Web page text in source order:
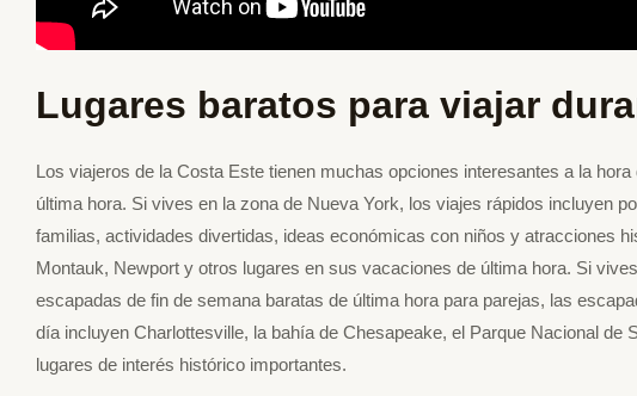
Lugares baratos para viajar
Los viajeros de la Costa Este tienen muchas opciones interesantes a la
última hora. Si vives en la zona de Nueva York, los viajes rápidos incluyen
familias, actividades divertidas, ideas económicas con niños y atracciones
Montauk, Newport y otros lugares en sus vacaciones de última hora. Si
escapadas de fin de semana baratas de última hora para parejas, las
día incluyen Charlottesville, la bahía de Chesapeake, el Parque Nacional de
lugares de interés histórico importantes.